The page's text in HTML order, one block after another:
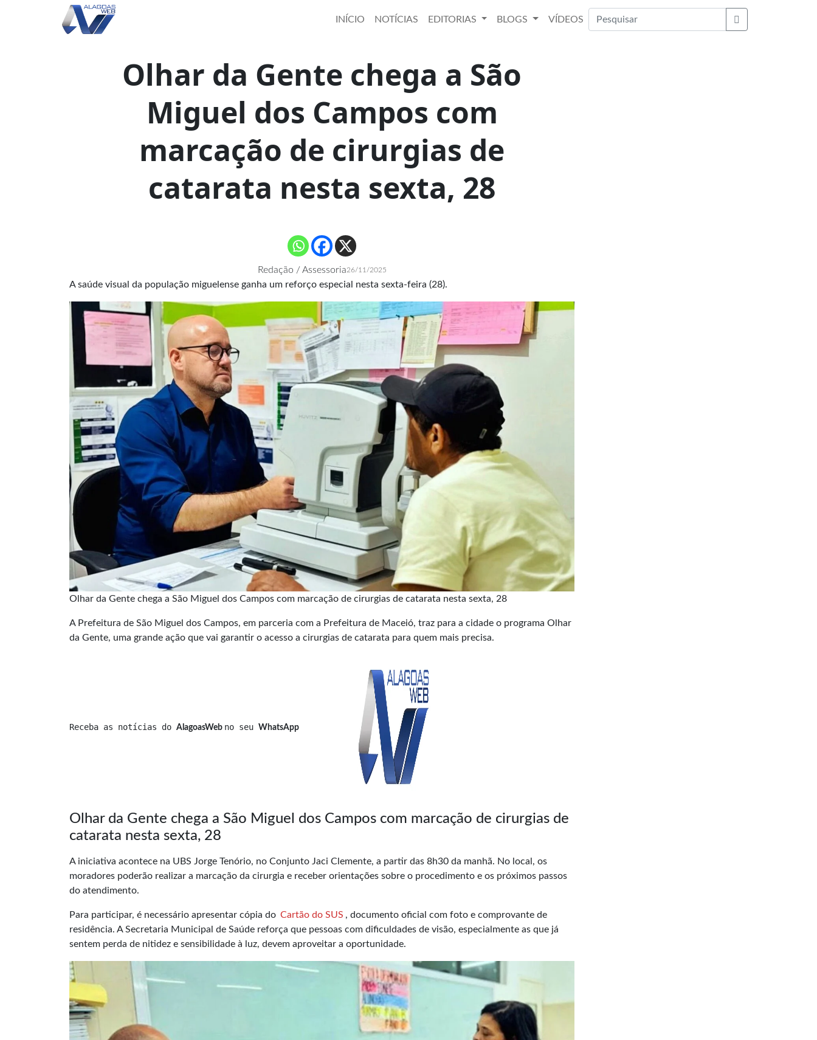
INÍCIO NOTÍCIAS EDITORIAS BLOGS
VÍDEOS
Buscar
Olhar da Gente chega a São
Miguel dos Campos com
marcação de cirurgias de
catarata nesta sexta, 28
Redação / Assessoria26/11/2025
A saúde visual da população miguelense ganha um reforço especial nesta sexta-feira (28).
Olhar da Gente chega a São Miguel dos Campos com marcação de cirurgias de catarata nesta sexta, 28
A Prefeitura de São Miguel dos Campos, em parceria com a Prefeitura de Maceió, traz para a cidade o programa Olhar
da Gente, uma grande ação que vai garantir o acesso a cirurgias de catarata para quem mais precisa.
Receba as notícias do AlagoasWeb no seu WhatsApp
Olhar da Gente chega a São Miguel dos Campos com marcação de cirurgias de
catarata nesta sexta, 28
A iniciativa acontece na UBS Jorge Tenório, no Conjunto Jaci Clemente, a partir das 8h30 da manhã. No local, os
moradores poderão realizar a marcação da cirurgia e receber orientações sobre o procedimento e os próximos passos
do atendimento.
Para participar, é necessário apresentar cópia do Cartão do SUS , documento oficial com foto e comprovante de
residência. A Secretaria Municipal de Saúde reforça que pessoas com dificuldades de visão, especialmente as que já
sentem perda de nitidez e sensibilidade à luz, devem aproveitar a oportunidade.